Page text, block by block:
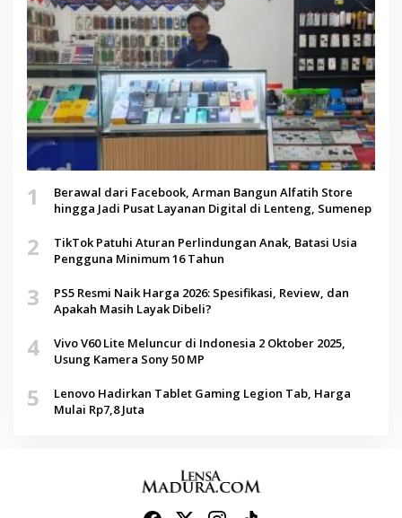
1
Berawal dari Facebook, Arman Bangun Alfatih Store
hingga Jadi Pusat Layanan Digital di Lenteng, Sumenep
2
TikTok Patuhi Aturan Perlindungan Anak, Batasi Usia
Pengguna Minimum 16 Tahun
3
PS5 Resmi Naik Harga 2026: Spesifikasi, Review, dan
Apakah Masih Layak Dibeli?
4
Vivo V60 Lite Meluncur di Indonesia 2 Oktober 2025,
Usung Kamera Sony 50 MP
5
Lenovo Hadirkan Tablet Gaming Legion Tab, Harga
Mulai Rp7,8 Juta